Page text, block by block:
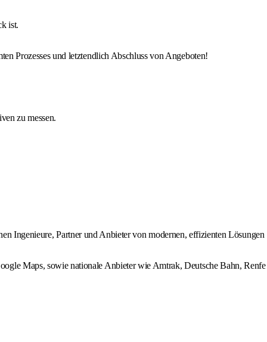
ist.
Prozesses und letztendlich Abschluss von Angeboten!
zu messen.
Ingenieure, Partner und Anbieter von modernen, effizienten Lösungen
Maps, sowie nationale Anbieter wie Amtrak, Deutsche Bahn, Renfe